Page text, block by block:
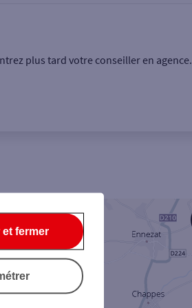
plus tard votre conseiller en agence.
fermer